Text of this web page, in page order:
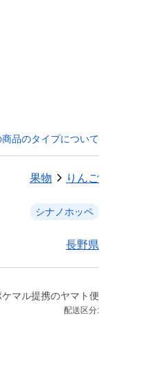
商品のタイプについて
果物 りんご
シナノホッペ
長野県
ケマル提携のヤマト便
配送区分: